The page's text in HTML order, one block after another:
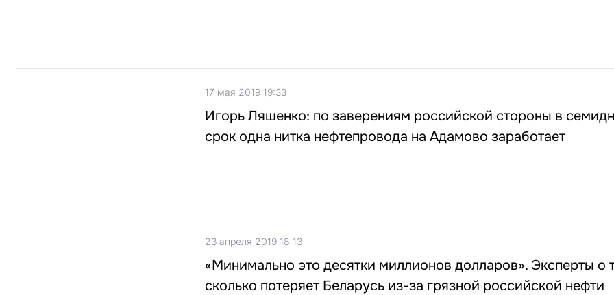
17 мая 2019 19:33
Игорь Ляшенко: по заверениям российской стороны в
срок одна нитка нефтепровода на Адамово заработает
23 апреля 2019 18:13
«Минимально это десятки миллионов долларов». Эксперты о
сколько потеряет Беларусь из-за грязной российской нефти